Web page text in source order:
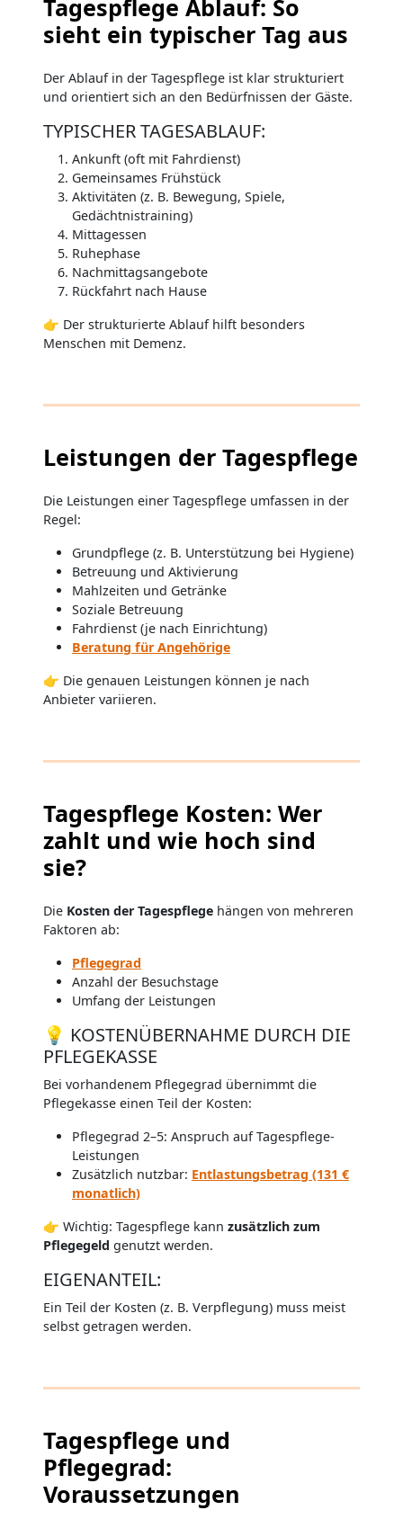
Tagespflege Ablauf: So
sieht ein typischer Tag aus
Der Ablauf in der Tagespflege ist klar strukturiert
und orientiert sich an den Bedürfnissen der Gäste.
TYPISCHER TAGESABLAUF:
Ankunft (oft mit Fahrdienst)
Gemeinsames Frühstück
Aktivitäten (z. B. Bewegung, Spiele,
Gedächtnistraining)
Mittagessen
Ruhephase
Nachmittagsangebote
Rückfahrt nach Hause
👉 Der strukturierte Ablauf hilft besonders
Menschen mit Demenz.
Leistungen der Tagespflege
Die Leistungen einer Tagespflege umfassen in der
Regel:
Grundpflege (z. B. Unterstützung bei Hygiene)
Betreuung und Aktivierung
Mahlzeiten und Getränke
Soziale Betreuung
Fahrdienst (je nach Einrichtung)
Beratung für Angehörige
👉 Die genauen Leistungen können je nach
Anbieter variieren.
Tagespflege Kosten: Wer
zahlt und wie hoch sind
sie?
Die Kosten der Tagespflege hängen von mehreren
Faktoren ab:
Pflegegrad
Anzahl der Besuchstage
Umfang der Leistungen
💡 KOSTENÜBERNAHME DURCH DIE
PFLEGEKASSE
Bei vorhandenem Pflegegrad übernimmt die
Pflegekasse einen Teil der Kosten:
Pflegegrad 2–5: Anspruch auf Tagespflege-
Leistungen
Zusätzlich nutzbar: Entlastungsbetrag (131 €
monatlich)
👉 Wichtig: Tagespflege kann zusätzlich zum
Pflegegeld genutzt werden.
EIGENANTEIL:
Ein Teil der Kosten (z. B. Verpflegung) muss meist
selbst getragen werden.
Tagespflege und
Pflegegrad:
Voraussetzungen